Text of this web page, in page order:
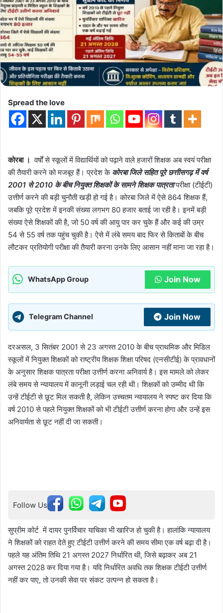
Spread the love
कोरबा । वर्षों से स्कूलों में विद्यार्थियों को पढ़ाने वाले हजारों शिक्षक अब स्वयं परीक्षा
की तैयारी करने को मजबूर हैं। प्रदेश के कोरबा जिले सहित पूरे छत्तीसगढ़ में वर्ष
2001 से 2010 के बीच नियुक्त शिक्षकों के सामने शिक्षक पात्रतापरीक्षा (टीईटी)
उत्तीर्ण करने की बड़ी चुनौती खड़ी हो गई है। कोरबा जिले में ऐसे 864 शिक्षक हैं,
जबकि पूरे प्रदेश में इनकी संख्या लगभग 80 हजार बताई जा रही है। इनमें बड़ी
संख्या ऐसे शिक्षकों की है, जो 50 वर्ष की आयु पार कर चुके हैं और कई की उम्र
54 से 55 वर्ष तक पहुंच चुकी है। ऐसे में लंबे समय बाद फिर से किताबों के बीच
लौटकर प्रतियोगी परीक्षा की तैयारी करना उनके लिए आसान नहीं माना जा रहा है।
WhatsApp Group Join Now
Telegram Channel Join Now
दरअसल, 3 सितंबर 2001 से 23 अगस्त 2010 के बीच प्राथमिक और मिडिल
स्कूलों में नियुक्त शिक्षकों को राष्ट्रीय शिक्षक शिक्षा परिषद (एनसीटीई) के प्रावधानों
के अनुसार शिक्षक पात्रता परीक्षा उत्तीर्ण करना अनिवार्य है। इस मामले को लेकर
लंबे समय से न्यायालय में कानूनी लड़ाई चल रही थी। शिक्षकों को उम्मीद थी कि
उन्हें टीईटी से छूट मिल सकती है, लेकिन उच्चतम न्यायालय ने स्पष्ट कर दिया कि
वर्ष 2010 से पहले नियुक्त शिक्षकों को भी टीईटी उत्तीर्ण करना होगा और उन्हें इस
अनिवार्यता से छूट नहीं दी जा सकती।
Follow Us
सुप्रीम कोर्ट में दायर पुनर्विचार याचिका भी खारिज हो चुकी है। हालांकि न्यायालय
ने शिक्षकों को राहत देते हुए टीईटी उत्तीर्ण करने की समय सीमा एक वर्ष बढ़ा दी है।
पहले यह अंतिम तिथि 21 अगस्त 2027 निर्धारित थी, जिसे बढ़ाकर अब 21
अगस्त 2028 कर दिया गया है। यदि निर्धारित अवधि तक शिक्षक टीईटी उत्तीर्ण
नहीं कर पाए, तो उनकी सेवा पर संकट उत्पन्न हो सकता है।